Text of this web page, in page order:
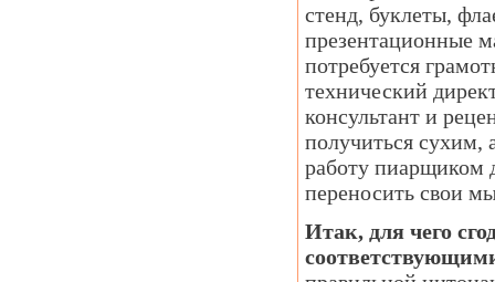
стенд, буклеты,
презентационные
потребуется
технический
консультант и
получиться сухим,
работу пиарщиком
переносить свои
Итак, для чего